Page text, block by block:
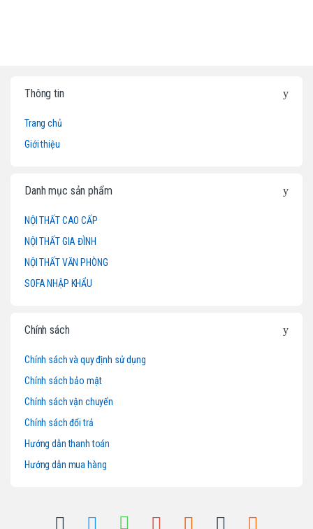
Thông tin
Trang chủ
Giới thiệu
Danh mục sản phẩm
NỘI THẤT CAO CẤP
NỘI THẤT GIA ĐÌNH
NỘI THẤT VĂN PHÒNG
SOFA NHẬP KHẨU
Chính sách
Chính sách và quy định sử dụng
Chính sách bảo mật
Chính sách vận chuyển
Chính sách đổi trả
Hướng dẫn thanh toán
Hướng dẫn mua hàng